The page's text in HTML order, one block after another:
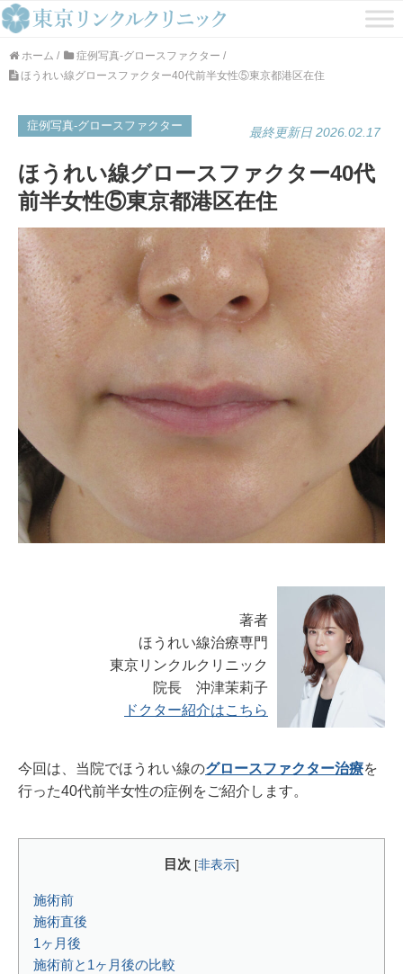
ホーム / 症例写真-グロースファクター /
ほうれい線グロースファクター40代前半女性⑤東京都港区在住
症例写真-グロースファクター 最終更新日 2026.02.17
ほうれい線グロースファクター40代
前半女性⑤東京都港区在住
著者
ほうれい線治療専門
東京リンクルクリニック
院長 沖津茉莉子
ドクター紹介はこちら
今回は、当院でほうれい線のグロースファクター治療を
行った40代前半女性の症例をご紹介します。
目次 [非表示]
施術前
施術直後
1ヶ月後
施術前と1ヶ月後の比較